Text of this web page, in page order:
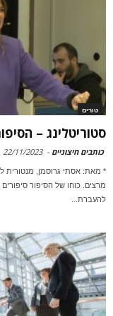
טורים
סטוריטלינג –
כותבים חיצוניים -
22/11/2023
* מאת: אסתי גרוסמן, מנטורית
מרצים. כוחו של הסיפור
להעברת...